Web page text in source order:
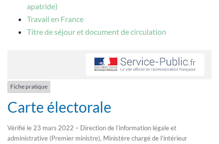
apatride)
Travail en France
Titre de séjour et document de circulation
Fiche pratique
Carte électorale
Vérifié le 23 mars 2022 – Direction de l’information légale et
administrative (Premier ministre), Ministère chargé de l’intérieur